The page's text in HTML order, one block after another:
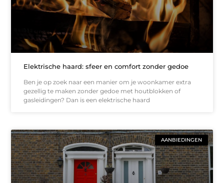
Elektrische haard: sfeer en comfort zonder gedoe
Ben je op zoek naar een manier om je woonkamer extra
gezellig te maken zonder gedoe met houtblokken of
gasleidingen? Dan is een elektrische haard
AANBIEDINGEN